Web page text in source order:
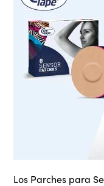
Los Parches para